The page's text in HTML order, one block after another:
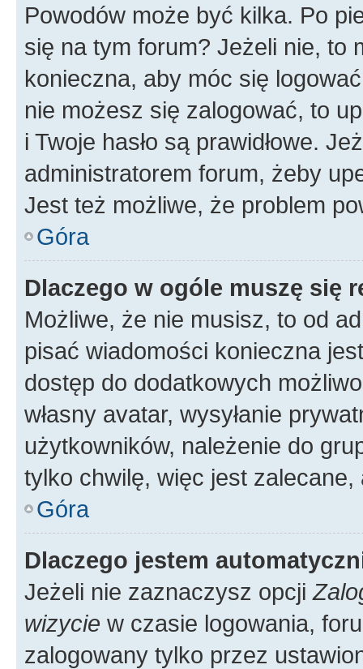
Powodów może być kilka. Po
się na tym forum? Jeżeli nie, to
konieczna, aby móc się
nie możesz się zalogować, to
i Twoje hasło są prawidłowe.
administratorem forum, żeby
Jest też możliwe, że problem
Góra
Dlaczego w ogóle muszę się
Możliwe, że nie musisz, to od
pisać wiadomości konieczna
dostęp do dodatkowych
własny avatar, wysyłanie
użytkowników, należenie do
tylko chwilę, więc jest zalecane,
Góra
Dlaczego jestem
Jeżeli nie zaznaczysz opcji
wizycie w czasie logowania,
zalogowany tylko przez